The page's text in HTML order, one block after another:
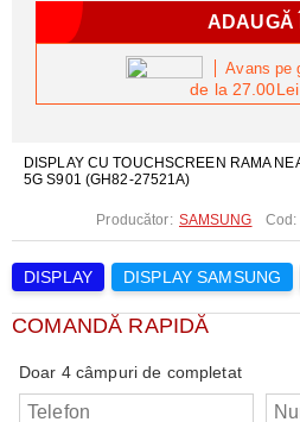
DISPLAY CU TOUCHSCREEN RAMA
5G S901 (GH82-27521A)
Producător: SAMSUNG Cod:
DISPLAY DISPLAY SAMSUNG
COMANDĂ RAPIDĂ
Doar 4 câmpuri de completat
de la
Avans pe